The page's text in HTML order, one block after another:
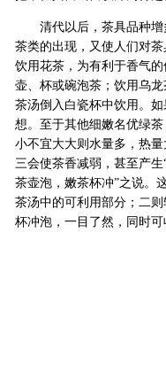
清代以后，茶具品种增
茶类的出现，又使人们对
饮用花茶，为有利于香气
壶、杯或碗泡茶；饮用乌
茶汤倒入白瓷杯中饮用。
想。至于其他细嫩名优绿
小不宜大大则水量多，热
三会使茶香减弱，甚至产
茶壶泡，嫩茶杯冲”之说。
茶汤中的可利用部分；二
杯冲泡，一目了然，同时可